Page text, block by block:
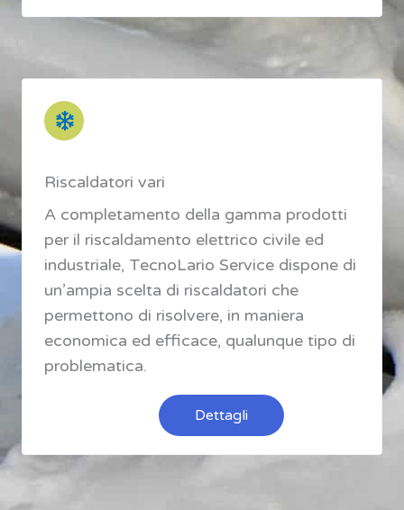
Riscaldatori vari
A completamento della gamma prodotti
per il riscaldamento elettrico civile ed
industriale, TecnoLario Service dispone di
un’ampia scelta di riscaldatori che
permettono di risolvere, in maniera
economica ed efficace, qualunque tipo di
problematica.
Dettagli